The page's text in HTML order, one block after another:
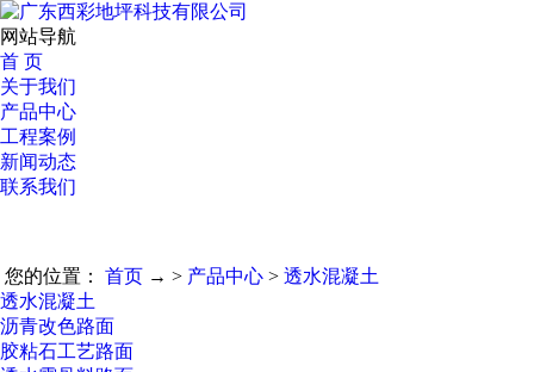
网站导航
首 页
关于我们
产品中心
工程案例
新闻动态
联系我们
您的位置： 首页 → > 产品中心 > 透水混凝土
透水混凝土
沥青改色路面
胶粘石工艺路面